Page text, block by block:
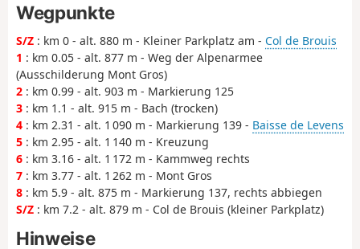
Wegpunkte
S/Z : km 0 - alt. 880 m - Kleiner Parkplatz am - Col de Brouis
1 : km 0.05 - alt. 877 m - Weg der Alpenarmee
(Ausschilderung Mont Gros)
2 : km 0.99 - alt. 903 m - Markierung 125
3 : km 1.1 - alt. 915 m - Bach (trocken)
4 : km 2.31 - alt. 1 090 m - Markierung 139 - Baisse de Levens
5 : km 2.95 - alt. 1 140 m - Kreuzung
6 : km 3.16 - alt. 1 172 m - Kammweg rechts
7 : km 3.77 - alt. 1 262 m - Mont Gros
8 : km 5.9 - alt. 875 m - Markierung 137, rechts abbiegen
S/Z : km 7.2 - alt. 879 m - Col de Brouis (kleiner Parkplatz)
Hinweise